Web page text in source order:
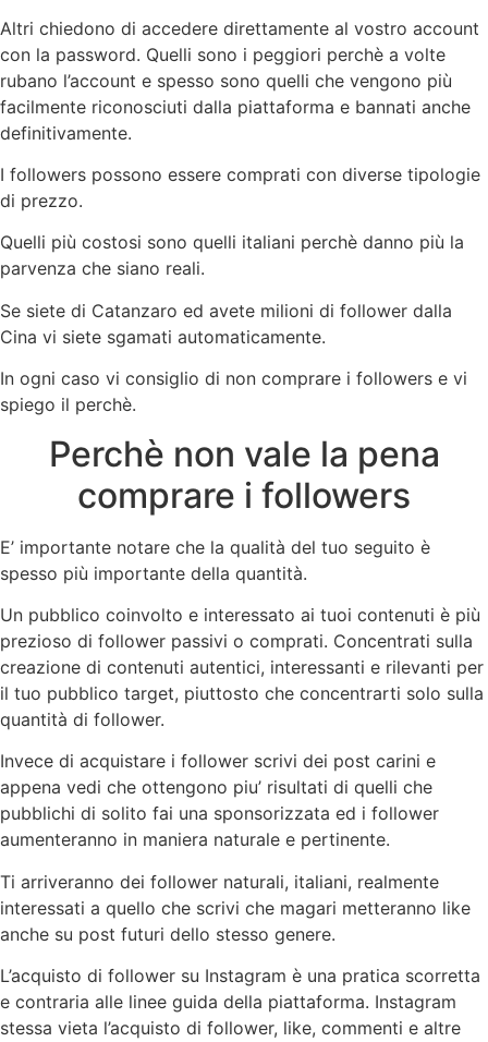
Altri chiedono di accedere direttamente al vostro account
con la password. Quelli sono i peggiori perchè a volte
rubano l’account e spesso sono quelli che vengono più
facilmente riconosciuti dalla piattaforma e bannati anche
definitivamente.
I followers possono essere comprati con diverse tipologie
di prezzo.
Quelli più costosi sono quelli italiani perchè danno più la
parvenza che siano reali.
Se siete di Catanzaro ed avete milioni di follower dalla
Cina vi siete sgamati automaticamente.
In ogni caso vi consiglio di non comprare i followers e vi
spiego il perchè.
Perchè non vale la pena
comprare i followers
E’ importante notare che la qualità del tuo seguito è
spesso più importante della quantità.
Un pubblico coinvolto e interessato ai tuoi contenuti è più
prezioso di follower passivi o comprati. Concentrati sulla
creazione di contenuti autentici, interessanti e rilevanti per
il tuo pubblico target, piuttosto che concentrarti solo sulla
quantità di follower.
Invece di acquistare i follower scrivi dei post carini e
appena vedi che ottengono piu’ risultati di quelli che
pubblichi di solito fai una sponsorizzata ed i follower
aumenteranno in maniera naturale e pertinente.
Ti arriveranno dei follower naturali, italiani, realmente
interessati a quello che scrivi che magari metteranno like
anche su post futuri dello stesso genere.
L’acquisto di follower su Instagram è una pratica scorretta
e contraria alle linee guida della piattaforma. Instagram
stessa vieta l’acquisto di follower, like, commenti e altre